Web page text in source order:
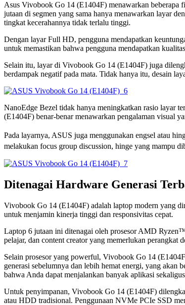
Asus Vivobook Go 14 (E1404F) menawarkan beberapa
jutaan di segmen yang sama hanya menawarkan layar
tingkat kecerahannya tidak terlalu tinggi.
Dengan layar Full HD, pengguna mendapatkan
untuk memastikan bahwa pengguna mendapatkan
Selain itu, layar di Vivobook Go 14 (E1404F) juga
berdampak negatif pada mata. Tidak hanya itu, desain
NanoEdge Bezel tidak hanya meningkatkan rasio layar
(E1404F) benar-benar menawarkan pengalaman visual
Pada layarnya, ASUS juga menggunakan engsel atau
melakukan focus group discussion, hinge yang mampu
Ditenagai Hardware Generasi
Vivobook Go 14 (E1404F) adalah laptop modern yang
untuk menjamin kinerja tinggi dan responsivitas cepat.
Laptop 6 jutaan ini ditenagai oleh prosesor AMD
pelajar, dan content creator yang memerlukan perangkat
Selain prosesor yang powerful, Vivobook Go 14
generasi sebelumnya dan lebih hemat energi, yang
bahwa Anda dapat menjalankan banyak aplikasi
Untuk penyimpanan, Vivobook Go 14 (E1404F)
atau HDD tradisional. Penggunaan NVMe PCIe SSD